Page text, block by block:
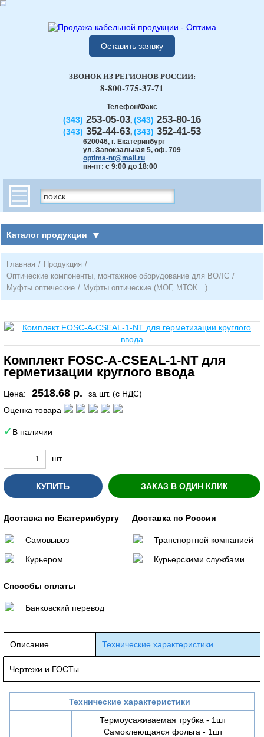
Оставить заявку
Телефон/Факс
(343) 253-05-03, (343) 253-80-16
(343) 352-44-63, (343) 352-41-53
620046, г. Екатеринбург
ул. Завокзальная 5, оф. 709
optima-nt@mail.ru
пн-пт: с 9:00 до 18:00
ЗВОНОК ИЗ РЕГИОНОВ РОССИИ:
8-800-775-37-71
Каталог продукции
Главная / Продукция /
Оптические компоненты, монтажное оборудование для ВОЛС /
Муфты оптические / Муфты оптические (МОГ, МТОК…)
Комплект FOSC-A-CSEAL-1-NT для
герметизации круглого ввода
Цена: 2518.68 р.
за шт. (с НДС)
Оценка товара
В наличии
шт.
КУПИТЬ ЗАКАЗ В ОДИН КЛИК
Доставка по Екатеринбургу
Самовывоз
Курьером
Доставка по России
Транспортной компанией
Курьерскими службами
Способы оплаты
Банковский перевод
Описание Технические характеристики
Чертежи и ГОСТы
Технические характеристики
Термоусаживаемая трубка - 1шт
Самоклеющаяся фольга - 1шт